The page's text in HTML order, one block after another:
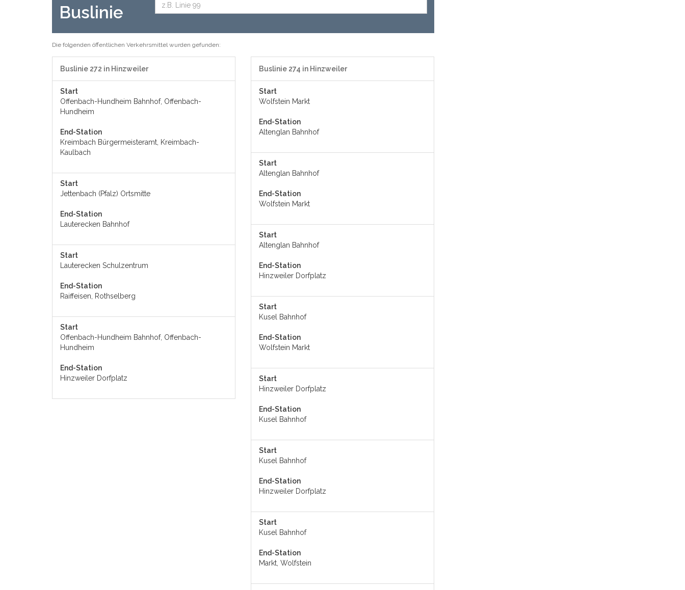
Buslinie
Die folgenden öffentlichen Verkehrsmittel wurden gefunden:
Buslinie 272 in Hinzweiler
Start
Offenbach-Hundheim Bahnhof, Offenbach-
Hundheim
End-Station
Kreimbach Bürgermeisteramt, Kreimbach-
Kaulbach
Start
Jettenbach (Pfalz) Ortsmitte
End-Station
Lauterecken Bahnhof
Start
Lauterecken Schulzentrum
End-Station
Raiffeisen, Rothselberg
Start
Offenbach-Hundheim Bahnhof, Offenbach-
Hundheim
End-Station
Hinzweiler Dorfplatz
Buslinie 274 in Hinzweiler
Start
Wolfstein Markt
End-Station
Altenglan Bahnhof
Start
Altenglan Bahnhof
End-Station
Wolfstein Markt
Start
Altenglan Bahnhof
End-Station
Hinzweiler Dorfplatz
Start
Kusel Bahnhof
End-Station
Wolfstein Markt
Start
Hinzweiler Dorfplatz
End-Station
Kusel Bahnhof
Start
Kusel Bahnhof
End-Station
Hinzweiler Dorfplatz
Start
Kusel Bahnhof
End-Station
Markt, Wolfstein